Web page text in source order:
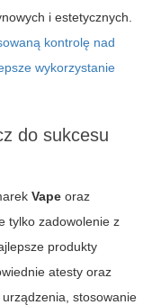
i estetycznych.
kontrolę nad
wykorzystanie
do sukcesu
Vape oraz
tylko zadowolenie z
produkty
atesty oraz
stosowanie